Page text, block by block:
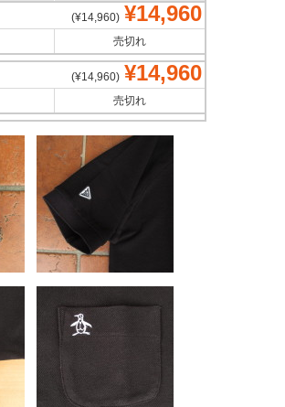
(¥14,960) ¥14,960
売切れ
(¥14,960) ¥14,960
売切れ